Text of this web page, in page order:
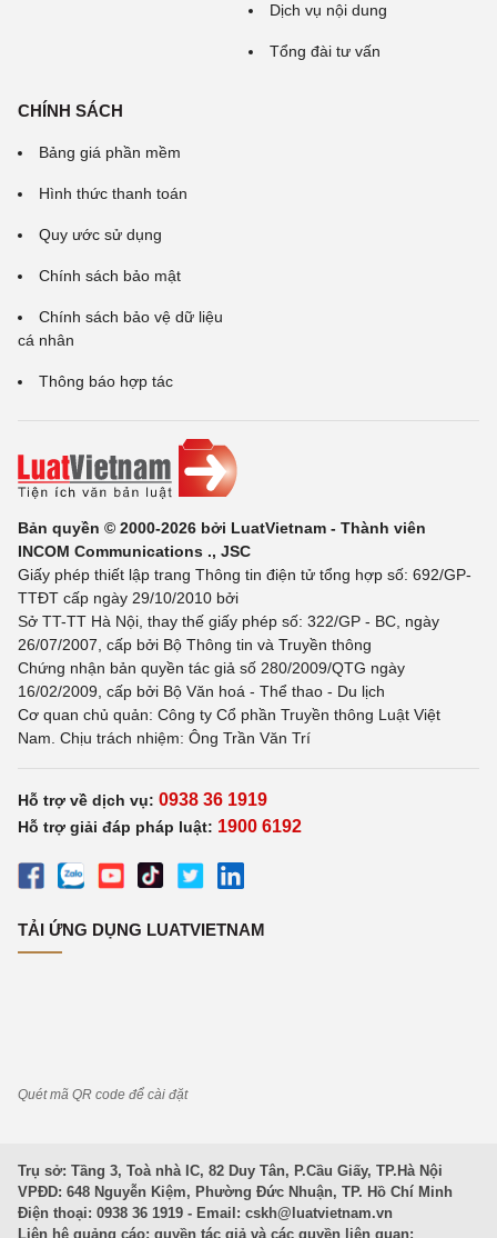
Dịch vụ nội dung
Tổng đài tư vấn
CHÍNH SÁCH
Bảng giá phần mềm
Hình thức thanh toán
Quy ước sử dụng
Chính sách bảo mật
Chính sách bảo vệ dữ liệu
cá nhân
Thông báo hợp tác
Bản quyền © 2000-2026 bởi LuatVietnam - Thành viên
INCOM Communications ., JSC
Giấy phép thiết lập trang Thông tin điện tử tổng hợp số: 692/GP-
TTĐT cấp ngày 29/10/2010 bởi
Sở TT-TT Hà Nội, thay thế giấy phép số: 322/GP - BC, ngày
26/07/2007, cấp bởi Bộ Thông tin và Truyền thông
Chứng nhận bản quyền tác giả số 280/2009/QTG ngày
16/02/2009, cấp bởi Bộ Văn hoá - Thể thao - Du lịch
Cơ quan chủ quản: Công ty Cổ phần Truyền thông Luật Việt
Nam. Chịu trách nhiệm: Ông Trần Văn Trí
Hỗ trợ về dịch vụ: 0938 36 1919
Hỗ trợ giải đáp pháp luật: 1900 6192
TẢI ỨNG DỤNG LUATVIETNAM
Quét mã QR code để cài đặt
Trụ sở: Tầng 3, Toà nhà IC, 82 Duy Tân, P.Cầu Giấy, TP.Hà Nội
VPĐD: 648 Nguyễn Kiệm, Phường Đức Nhuận, TP. Hồ Chí Minh
Điện thoại: 0938 36 1919 - Email: cskh@luatvietnam.vn
Liên hệ quảng cáo; quyền tác giả và các quyền liên quan: